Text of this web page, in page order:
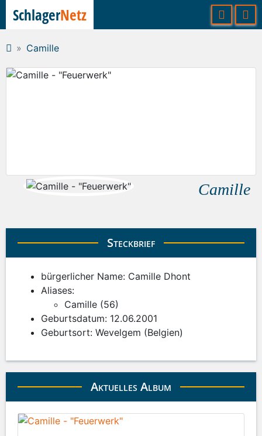
Camille
Camille
Steckbrief
bürgerlicher Name: Camille Dhont
Aliases:
Camille (56)
Geburtsdatum: 12.06.2001
Geburtsort: Wevelgem (Belgien)
Aktuelles Album
SchlagerNetz